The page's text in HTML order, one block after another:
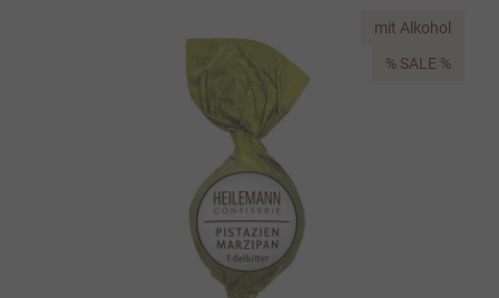
mit Alkohol
% SALE %